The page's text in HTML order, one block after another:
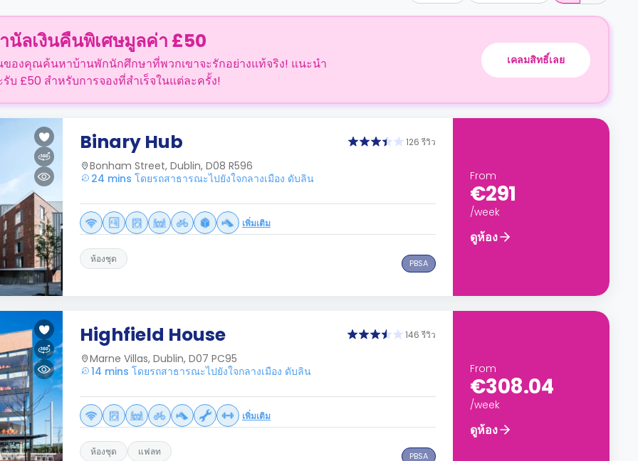
นัลเงินคืนพิเศษมูลค่า £50
ของคุณค้นหาบ้านพักนักศึกษาที่พวกเขาจะรักอย่างแท้จริง! แนะนำ
บ £50 สำหรับการจองที่สำเร็จในแต่ละครั้ง!
เคลมสิทธิ์เลย
Binary Hub 126 รีวิว
Bonham Street, Dublin, D08 R596
24 mins โดยรถสาธารณะไปยังใจกลางเมือง ดับลิน
เพิ่มเติม
ห้องชุด PBSA
From
€291
/week
ดูห้อง
Highfield House 146 รีวิว
Marne Villas, Dublin, D07 PC95
14 mins โดยรถสาธารณะไปยังใจกลางเมือง ดับลิน
เพิ่มเติม
ห้องชุด แฟลท PBSA
From
€308.04
/week
ดูห้อง